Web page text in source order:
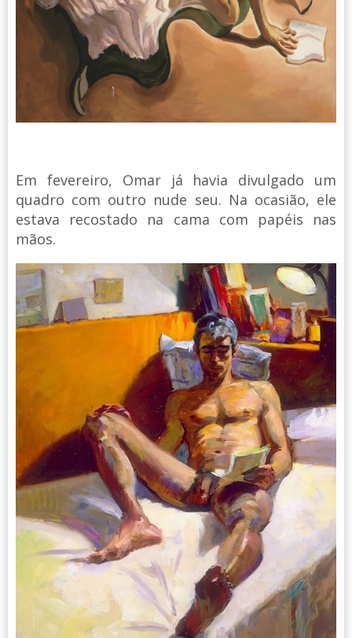
Em fevereiro, Omar já havia divulgado um
quadro com outro nude seu. Na ocasião, ele
estava recostado na cama com papéis nas
mãos.